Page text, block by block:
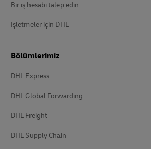
Bir iş hesabı talep edin
İşletmeler için DHL
Bölümlerimiz
DHL Express
DHL Global Forwarding
DHL Freight
DHL Supply Chain